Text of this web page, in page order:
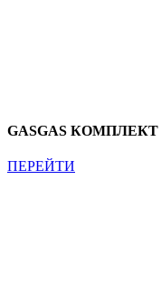
GASGAS КОМПЛЕКТ
ПЕРЕЙТИ